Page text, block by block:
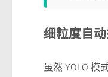
细粒度自
虽然 YOLO 模